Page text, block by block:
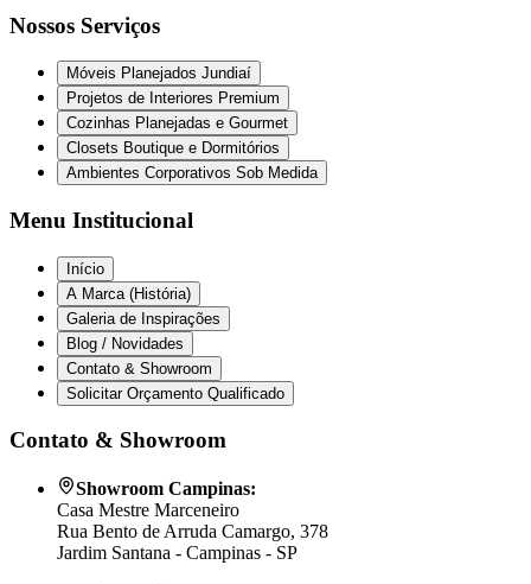
Nossos Serviços
Móveis Planejados Jundiaí
Projetos de Interiores Premium
Cozinhas Planejadas e Gourmet
Closets Boutique e Dormitórios
Ambientes Corporativos Sob Medida
Menu Institucional
Início
A Marca (História)
Galeria de Inspirações
Blog / Novidades
Contato & Showroom
Solicitar Orçamento Qualificado
Contato & Showroom
Showroom Campinas:
Casa Mestre Marceneiro
Rua Bento de Arruda Camargo, 378
Jardim Santana - Campinas - SP